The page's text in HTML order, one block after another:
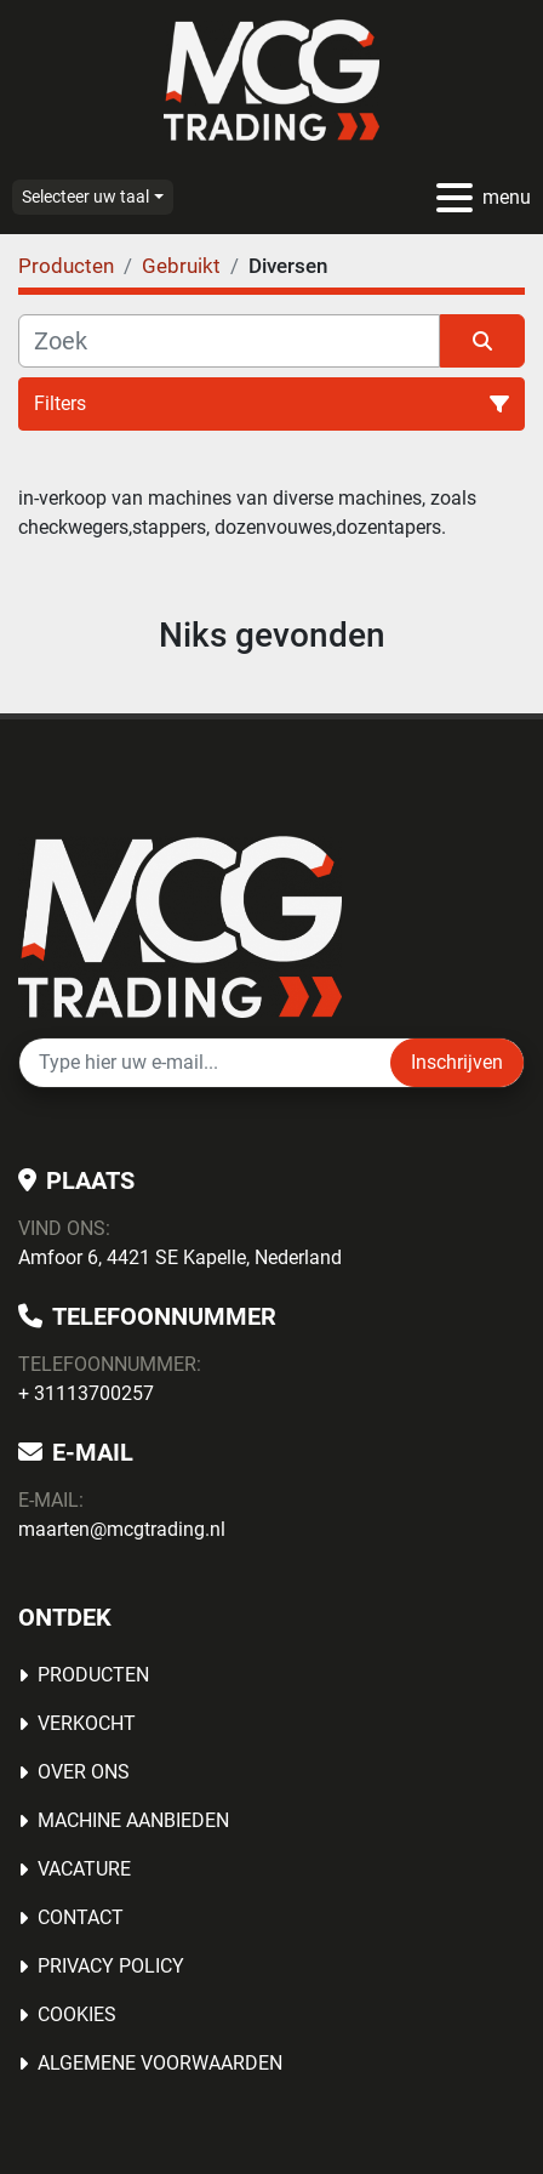
menu
Selecteer uw taal
Producten Gebruikt Diversen
Filters
Sorteren op
in-verkoop van machines van diverse machines, zoals
checkwegers,stappers, dozenvouwes,dozentapers.
Niks gevonden
Inschrijven
PLAATS
VIND ONS:
Amfoor 6, 4421 SE Kapelle, Nederland
TELEFOONNUMMER
TELEFOONNUMMER:
+ 31113700257
E-MAIL
E-MAIL:
maarten@mcgtrading.nl
ONTDEK
PRODUCTEN
VERKOCHT
OVER ONS
MACHINE AANBIEDEN
VACATURE
CONTACT
PRIVACY POLICY
COOKIES
ALGEMENE VOORWAARDEN